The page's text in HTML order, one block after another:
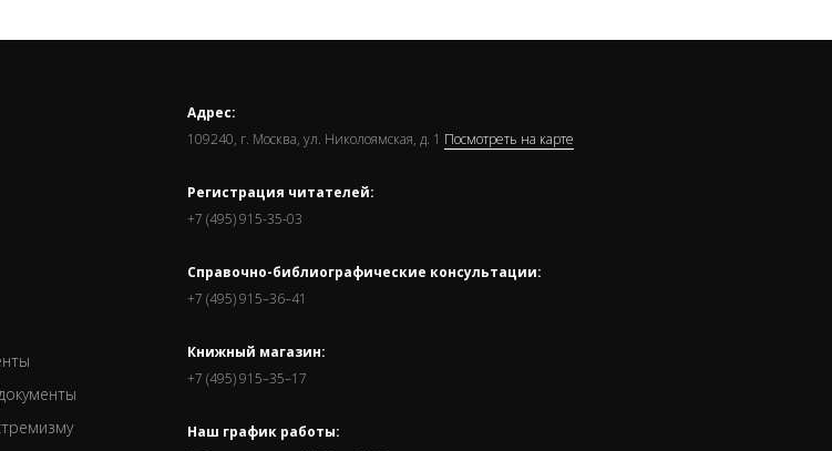
Адрес:
109240, г. Москва, ул. Николоямская, д. 1 Посмотреть на карте
Регистрация читателей:
+7 (495) 915-35-03
Справочно-библиографические консультации:
+7 (495) 915–36–41
Книжный магазин:
+7 (495) 915–35–17
Наш график работы: